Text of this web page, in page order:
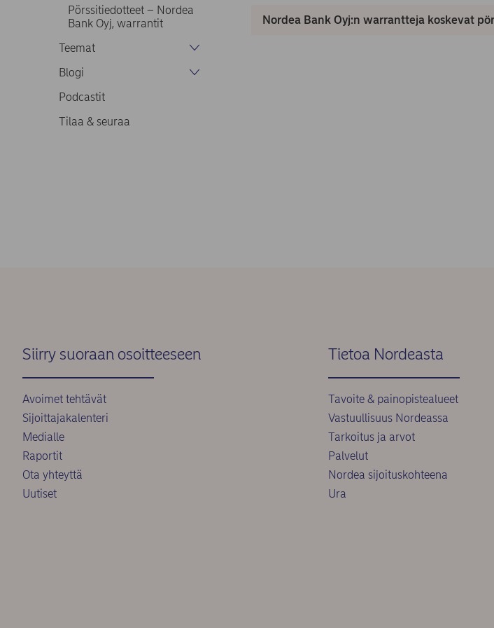
Pörssitiedotteet – Nordea
Bank Oyj, warrantit
Teemat
Blogi
Podcastit
Tilaa & seuraa
Nordea Bank Oyj:n warrantteja koskevat
Siirry suoraan osoitteeseen
Avoimet tehtävät
Sijoittajakalenteri
Medialle
Raportit
Ota yhteyttä
Uutiset
Tietoa Nordeasta
Tavoite & painopistealueet
Vastuullisuus Nordeassa
Tarkoitus ja arvot
Palvelut
Nordea sijoituskohteena
Ura